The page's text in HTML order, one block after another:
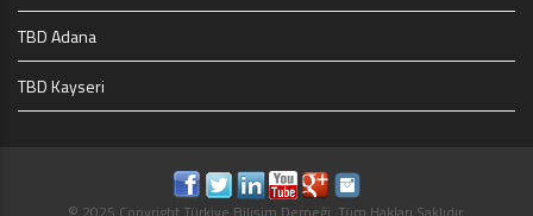
TBD Adana
TBD Kayseri
© 2025 Copyright Türkiye Bilişim Derneği. Tüm Hakları Saklıdır.